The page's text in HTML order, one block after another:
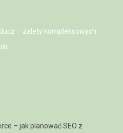
– zalety kompleksowych
– jak planować SEO z